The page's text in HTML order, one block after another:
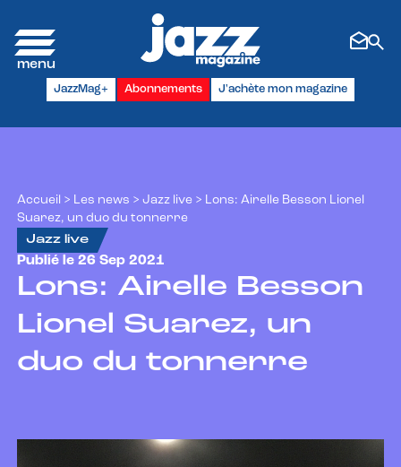
JazzMag+ Abonnements J'achète mon magazine
Accueil > Les news > Jazz live > Lons: Airelle Besson Lionel
Suarez, un duo du tonnerre
Jazz live
Publié le 26 Sep 2021
Lons: Airelle Besson
Lionel Suarez, un
duo du tonnerre